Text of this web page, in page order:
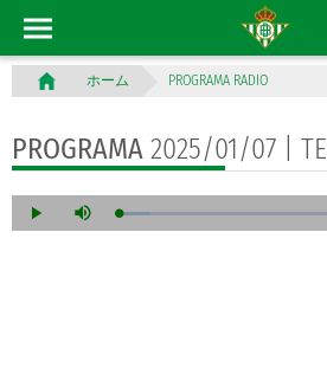
ホーム PROGRAMA RADIO
PROGRAMA 2025/01/07 |